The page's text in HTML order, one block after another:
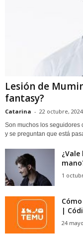
Lesión de
fantasy?
Catarina - 22 octubre, 2024
Son muchos los seguidores
y se preguntan que está
1
|
24